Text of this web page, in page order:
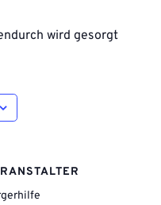
wird gesorgt